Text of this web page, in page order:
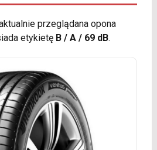
przeglądana opona
etykietę B / A / 69 dB.